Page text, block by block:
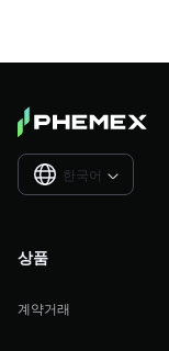
한국어 
상품
계약거래